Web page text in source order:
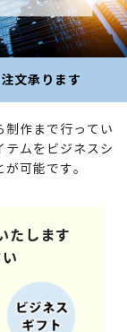
文承ります
制作まで行ってい
テムをビジネスシ
可能です。
たします